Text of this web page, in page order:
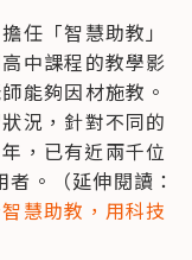
任「智慧助教」
中課程的教學影
能夠因材施教。
況，針對不同的
，已有近兩千位
。（延伸閱讀：
慧助教，用科技